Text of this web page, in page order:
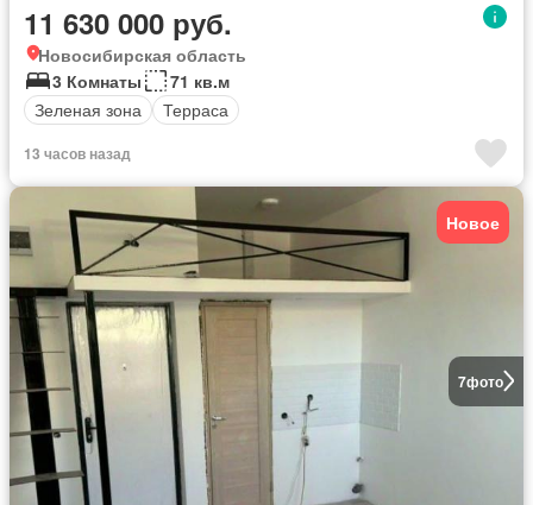
11 630 000 руб.
Новосибирская область
3 Комнаты
71 кв.м
Зеленая зона
Терраса
13 часов назад
7фото
Новое